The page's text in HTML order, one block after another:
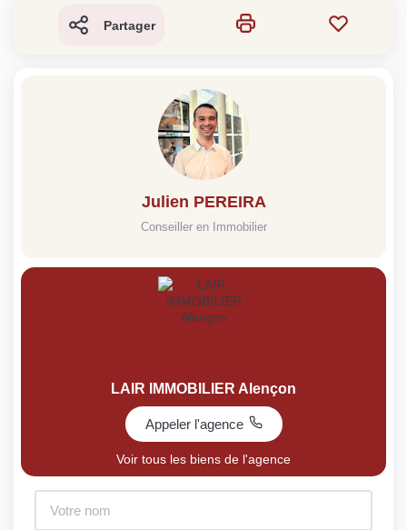
Partager
Julien PEREIRA
Conseiller en Immobilier
LAIR IMMOBILIER Alençon
Appeler l'agence
Voir tous les biens de l'agence